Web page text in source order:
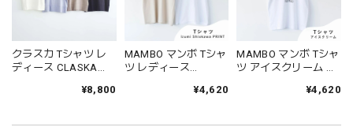
クラスカ Tシャツ レ
ディース CLASKA
100％ コットン 日本
¥8,800
MAMBO マンボ Tシャ
ツ レディース
袖 かわいい 塩川いづ
¥4,620
MAMBO マンボ Tシャ
ツ アイスクリーム レ
ラスカ 半袖 かわいい
¥4,620